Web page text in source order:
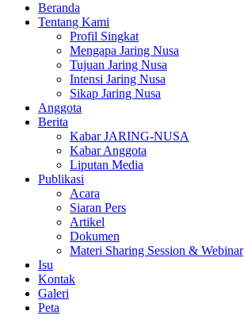
Beranda
Tentang Kami
Profil Singkat
Mengapa Jaring Nusa
Tujuan Jaring Nusa
Intensi Jaring Nusa
Sikap Jaring Nusa
Anggota
Berita
Kabar JARING-NUSA
Kabar Anggota
Liputan Media
Publikasi
Acara
Siaran Pers
Artikel
Dokumen
Materi Sharing Session & Webinar
Isu
Kontak
Galeri
Peta